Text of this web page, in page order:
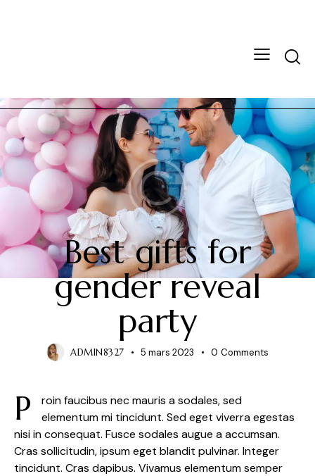
GENDER REVEAL
Best gifts for
gender reveal
party
ADMIN8327 5 mars 2023 0 Comments
P
roin faucibus nec mauris a sodales, sed
elementum mi tincidunt. Sed eget viverra egestas
nisi in consequat. Fusce sodales augue a accumsan.
Cras sollicitudin, ipsum eget blandit pulvinar. Integer
tincidunt. Cras dapibus. Vivamus elementum semper